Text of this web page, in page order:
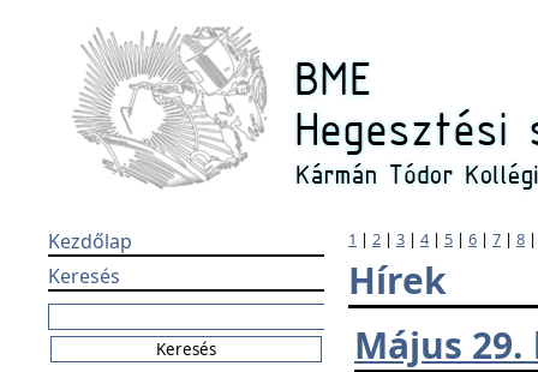
Kezdőlap
Keresés
1 | 2 | 3 | 4| 5 | 6 | 7 | 8
Hírek
Május